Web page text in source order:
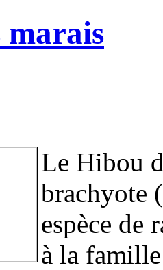
marais
Le Hibou
brachyote
espèce de
à la